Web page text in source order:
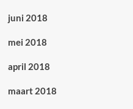
juni 2018
mei 2018
april 2018
maart 2018